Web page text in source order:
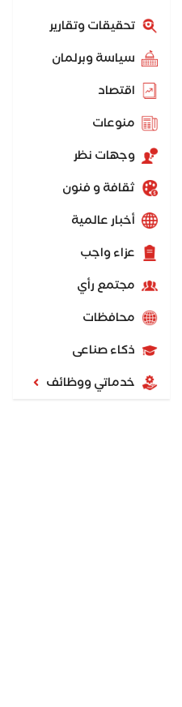
تحقيقات وتقارير
سياسة وبرلمان
اقتصاد
منوعات
وجهات نظر
ثقافة و فنون
أخبار عالمية
عزاء واجب
مجتمع رأي
محافظات
ذكاء صناعى
خدماتي ووظائف